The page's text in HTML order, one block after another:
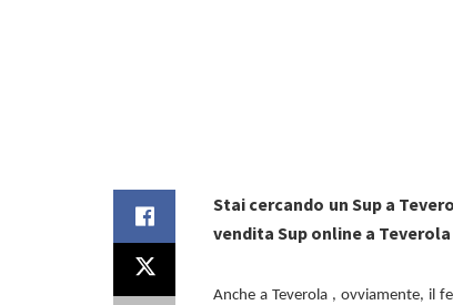
Stai cercando un Sup a
vendita Sup online a Teverola
Anche aTeverola , ovviamente, il